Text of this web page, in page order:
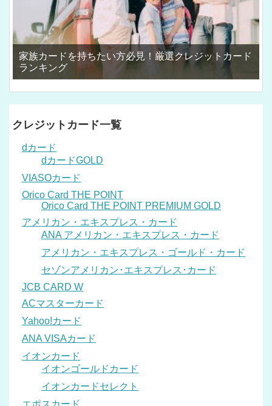
家族カードを持ちたい方必見！厳選クレジットカード
ランキング
クレジットカード一覧
dカード
dカードGOLD
VIASOカード
Orico Card THE POINT
Orico Card THE POINT PREMIUM GOLD
アメリカン・エキスプレス・カード
ANA アメリカン・エキスプレス・カード
アメリカン・エキスプレス・ゴールド・カード
セゾンアメリカン･エキスプレス･カード
JCB CARD W
ACマスターカード
Yahoo!カード
ANA VISAカード
イオンカード
イオンゴールドカード
イオンカードセレクト
エポスカード